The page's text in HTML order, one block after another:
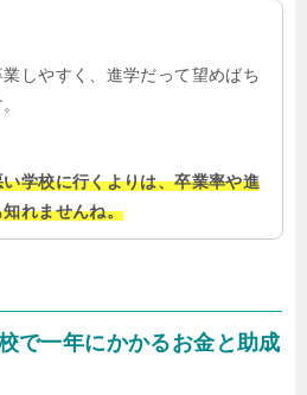
しやすく、進学だって望めばち
学校に行くよりは、卒業率や進
れませんね。
で一年にかかるお金と助成